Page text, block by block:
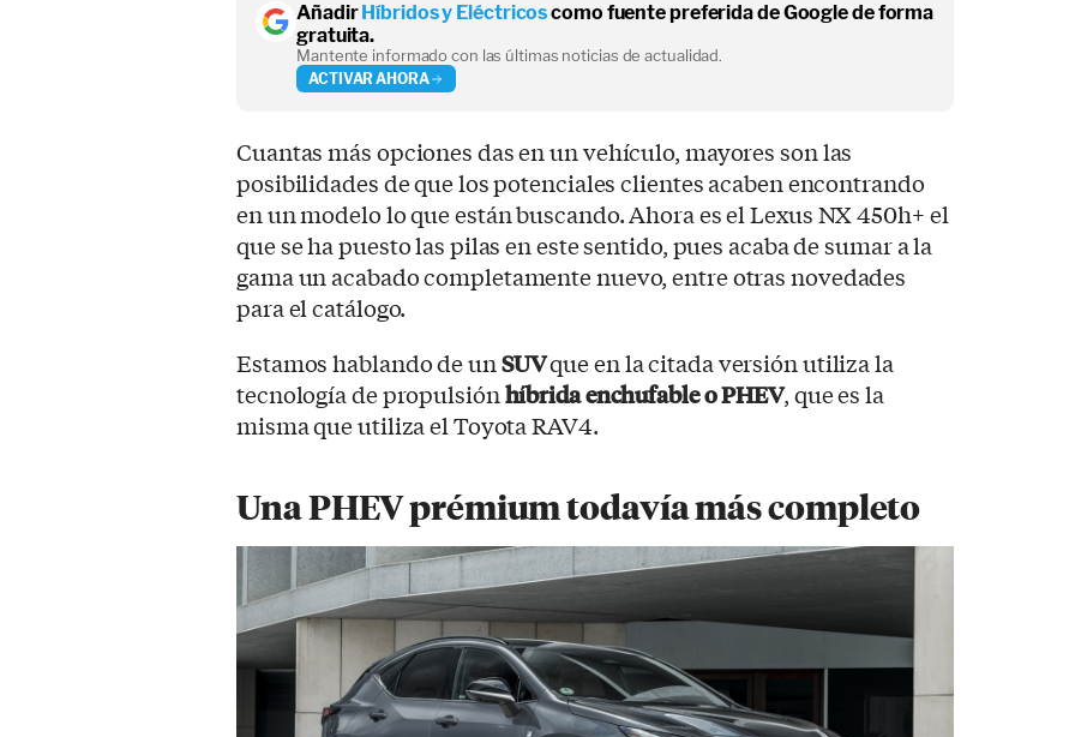
Añadir Híbridos y Eléctricoscomo fuente preferida de Google de forma
gratuita.
Mantente informado con las últimas noticias de actualidad.
ACTIVAR AHORA
Cuantas más opciones das en un vehículo, mayores son las
posibilidades de que los potenciales clientes acaben encontrando
en un modelo lo que están buscando. Ahora es el Lexus NX 450h+ el
que se ha puesto las pilas en este sentido, pues acaba de sumar a la
gama un acabado completamente nuevo, entre otras novedades
para el catálogo.
Estamos hablando de unSUVque en la citada versión utiliza la
tecnología de propulsiónhíbrida enchufable o PHEV, que es la
misma que utiliza el Toyota RAV4.
Una PHEV prémium todavía más completo